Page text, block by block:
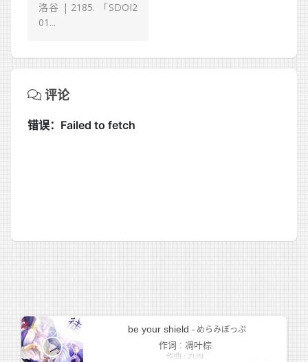
洛谷 | 2185. 「SDOI2
01...
评论
be your shield - めらみぽっぷ
作词 : 凋叶棕
作曲 : ZUN